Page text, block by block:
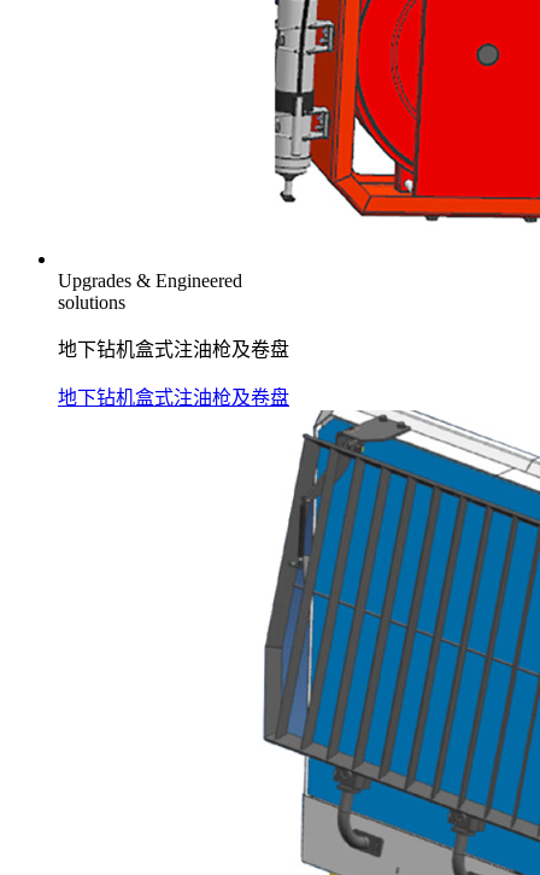
Upgrades & Engineered
solutions
地下钻机盒式注油枪及卷盘
地下钻机盒式注油枪及卷盘